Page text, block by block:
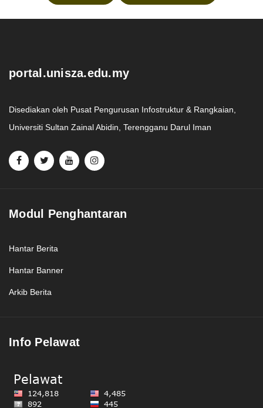
portal.unisza.edu.my
Disediakan oleh Pusat Pengurusan Infostruktur & Rangkaian,
Universiti Sultan Zainal Abidin, Terengganu Darul Iman
Modul Penghantaran
Hantar Berita
Hantar Banner
Arkib Berita
Info Pelawat